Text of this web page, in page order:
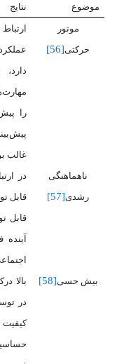
موضوع نتایج
موتور
حرکتی[56]
را
غالب
ناهماهنگی
رشدی[57]
در
قابل
قابل
بیش حسی[58]
بالا
در
کیفیت